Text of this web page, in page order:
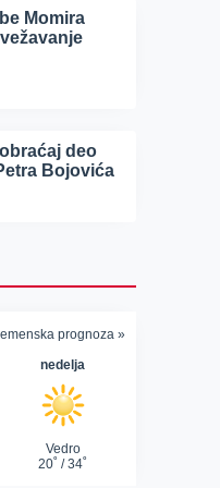
Momira
deo
Bojovića